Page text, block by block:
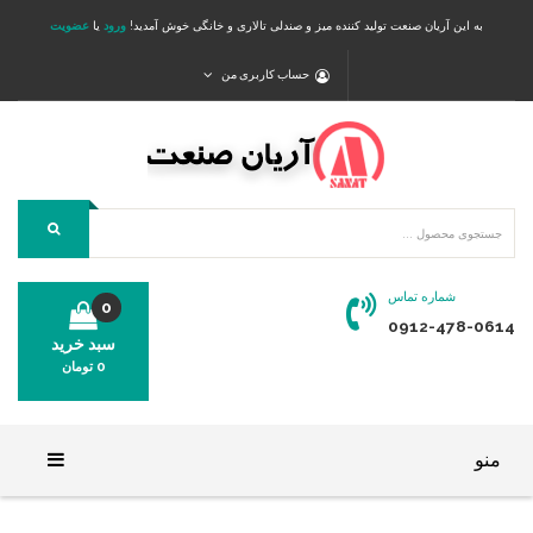
به این آریان صنعت تولید کننده میز و صندلی تالاری و خانگی خوش آمدید! ورود یا عضویت
حساب کاربری من
شماره تماس
0912-478-0614
سبد خرید
0
0 تومان
منو